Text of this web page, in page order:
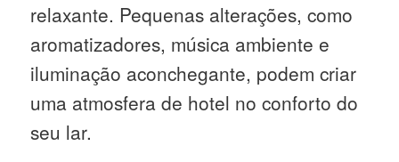
relaxante. Pequenas alterações, como
aromatizadores, música ambiente e
iluminação aconchegante, podem criar
uma atmosfera de hotel no conforto do
seu lar.